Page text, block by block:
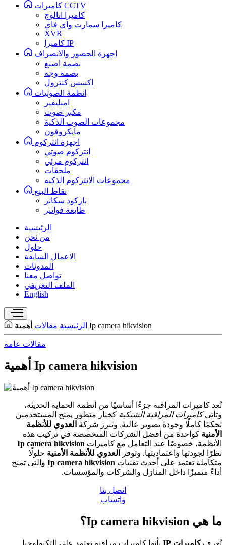
كاميرات CCTV
كاميرا انالوج
كاميرا سمارت واي فاي
XVR
كاميرا IP
اجهزة الحضور والانصراف
بصمة اصبع
بصمة وجه
اكسس كنترول
انظمة الصوتيات
امبليفير
مكبر صوت
مجموعات الصوت الذكية
مايكروفون
اجهزة انتركوم
انتركوم صوتي
انتركوم مرئي
ملحقات
مجموعات الانتركوم الذكية
نقاط البيع
باركود سكانر
طابعة فواتير
الرئيسية
من نحن
حلول
الاعمال السابقة
المدونات
تواصل معنا
الملف التعريفي
English
الرئيسية مقالات أهمية Ip camera hikvision
مقالات عامة
أهمية Ip camera hikvision
تُعد كاميرات المراقبة جزءًا أساسيًا من أنظمة الحماية الحديثة،
وتأتيكاميرات المراقبة الشبكية كخيار متطور يمنح المستخدمين
تحكمًا كاملًا وجودة تصوير عالية. وتبرز شركة العدوي للأنظمة
الأمنية كواحدة من أفضل الشركات المتخصصة في تركيب هذه
الأنظمة، خصوصًا عند التعامل مع كاميرات Ip camera hikvision
نظرًا لجودتها واعتماديتها. وتوفر
العدوي للأنظمة الأمنية حلولًا
متكاملة تعتمد على أحدث تقنيات Ip camera hikvision والتي تمنح
أداءً متميزًا داخل المنازل والشركات والمؤسسات.
اتصل بنا
واتساب
ما هي Ip camera hikvision؟